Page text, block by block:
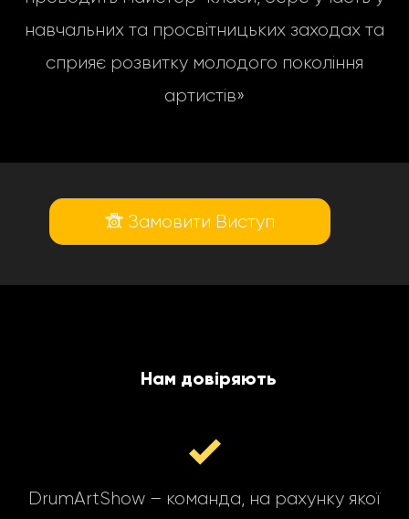
навчальних та просвітницьких заходах та
сприяє розвитку молодого покоління
артистів»
Замовити Виступ
Нам довіряють
DrumArtShow – команда, на рахунку якої